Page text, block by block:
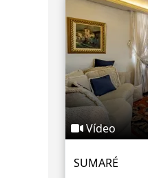
Vídeo
SUMARÉ